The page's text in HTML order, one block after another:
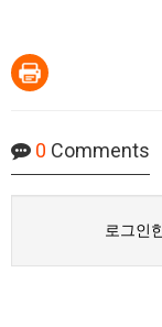
0 Comments
로그인